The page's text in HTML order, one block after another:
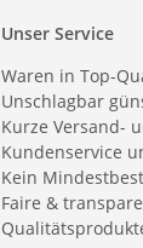
Unser Service
Waren in Top-
Unschlagbar
Kurze Versand-
Kundenservice
Kein
Faire &